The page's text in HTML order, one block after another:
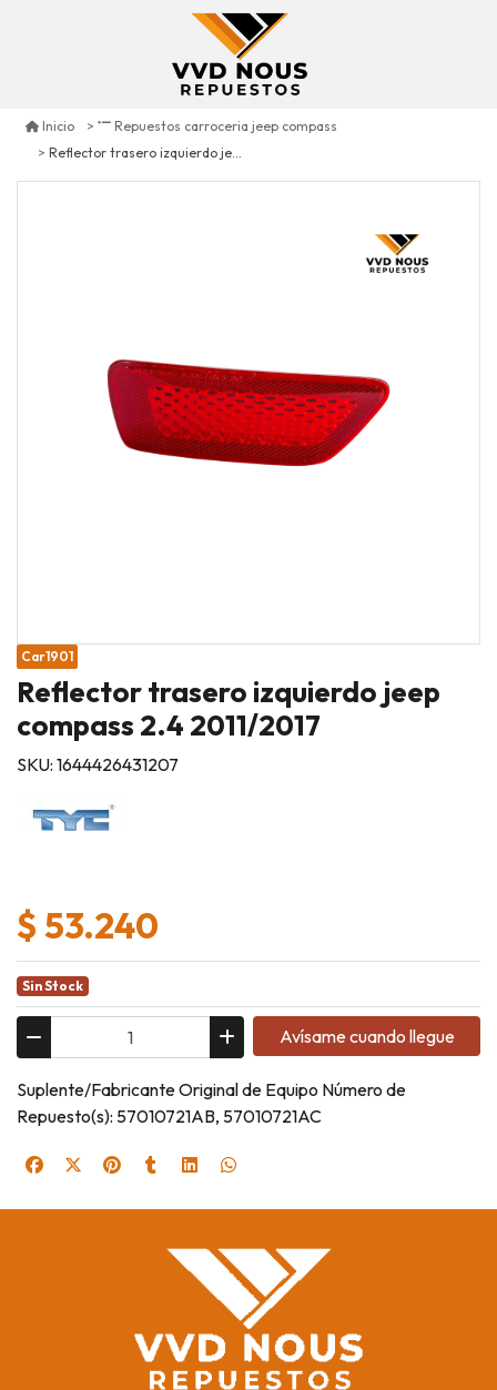
Inicio
Repuestos carroceria jeep compass
Reflector trasero izquierdo jeep compass 2.4 2011/2017
Car1901
Reflector trasero izquierdo jeep
compass 2.4 2011/2017
SKU: 1644426431207
$ 53.240
Sin Stock
Avísame cuando llegue
Suplente/Fabricante Original de Equipo Número de
Repuesto(s): 57010721AB, 57010721AC